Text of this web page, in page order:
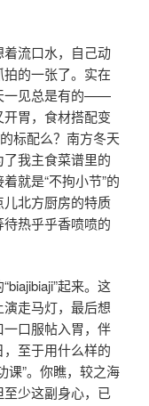
流口水，自己动
的一张了。实在
一见总是有的——
胃，食材搭配变
标配么？南方冬天
我主食菜谱里的
就是“不拘小节”的
北方厨房的特质
热乎乎香喷喷的
起来。这
走马灯，最后想
口服帖入胃，伴
至于用什么样的
课”。你瞧，较之海
少这副身心，已